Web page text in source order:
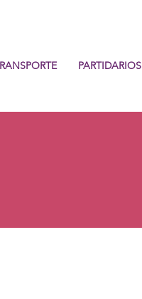
PARTIDARIOS